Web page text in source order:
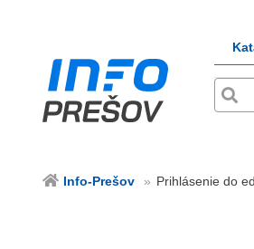
Info-Prešov Prihlásenie do